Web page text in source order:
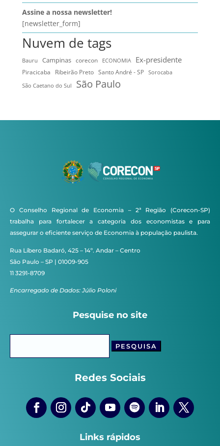
Assine a nossa newsletter!
[newsletter_form]
Nuvem de tags
Bauru Campinas corecon ECONOMIA Ex-presidente
Piracicaba Ribeirão Preto Santo André - SP
Sorocaba
São Caetano do Sul
São Paulo
O Conselho Regional de Economia – 2ª Região (Corecon-SP)
trabalha para fortalecer a categoria dos economistas e para
assegurar o eficiente serviço de Economia à população paulista.
Rua Líbero Badaró, 425 – 14º. Andar – Centro
São Paulo – SP | 01009-905
11 3291-8709
Encarregado de Dados: Júlio Poloni
Pesquise no site
Redes Sociais
Links rápidos